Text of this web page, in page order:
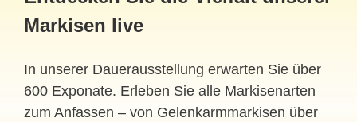
Markisen live
In unserer Dauerausstellung erwarten Sie über
600 Exponate. Erleben Sie alle Markisenarten
zum Anfassen – von Gelenkarmmarkisen über